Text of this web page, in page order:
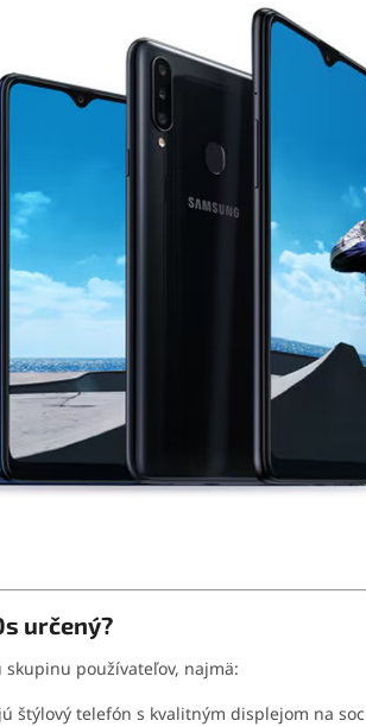
určený?
používateľov, najmä:
štýlový telefón s kvalitným displejom na